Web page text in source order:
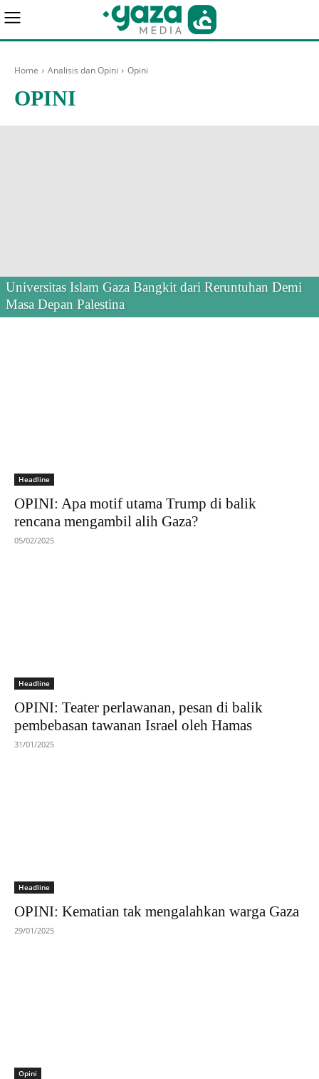
Home Analisis dan Opini Opini
OPINI
Universitas Islam Gaza Bangkit dari Reruntuhan Demi
Masa Depan Palestina
Headline
OPINI: Apa motif utama Trump di balik
rencana mengambil alih Gaza?
05/02/2025
Headline
OPINI: Teater perlawanan, pesan di balik
pembebasan tawanan Israel oleh Hamas
31/01/2025
Headline
OPINI: Kematian tak mengalahkan warga Gaza
29/01/2025
Opini